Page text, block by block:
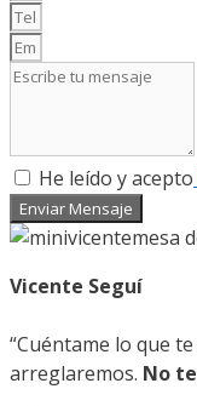
He leído y acepto
Enviar Mensaje
Vicente Seguí
“Cuéntame lo que
arreglaremos. No